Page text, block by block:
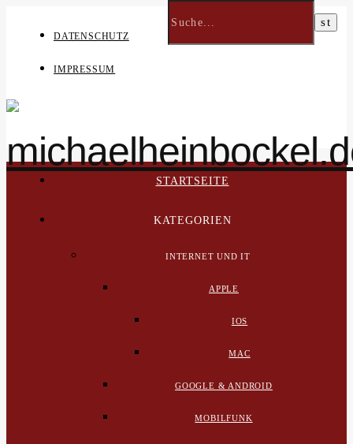
DATENSCHUTZ
IMPRESSUM
STARTSEITE
KATEGORIEN
INTERNET UND IT
APPLE
IOS
MAC
GOOGLE & ANDROID
MOBILFUNK